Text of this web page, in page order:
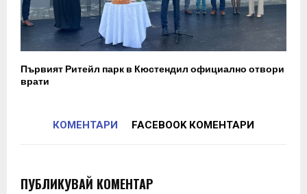
Първият Ритейл парк в Кюстендил официално отвори
врати
КОМЕНТАРИ FACEBOOK КОМЕНТАРИ
ПУБЛИКУВАЙ КОМЕНТАР